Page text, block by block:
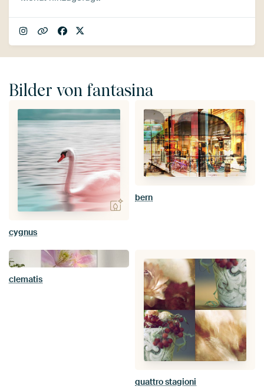
Bilder von fantasina
cygnus
bern
clematis
quattro stagioni